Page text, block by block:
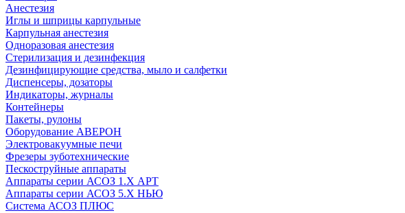
Анестезия
Иглы и шприцы карпульные
Карпульная анестезия
Одноразовая анестезия
Стерилизация и дезинфекция
Дезинфицирующие средства, мыло и салфетки
Диспенсеры, дозаторы
Индикаторы, журналы
Контейнеры
Пакеты, рулоны
Оборудование АВЕРОН
Электровакуумные печи
Фрезеры зуботехнические
Пескоструйные аппараты
Аппараты серии АСОЗ 1.Х АРТ
Аппараты серии АСОЗ 5.Х НЬЮ
Система АСОЗ ПЛЮС